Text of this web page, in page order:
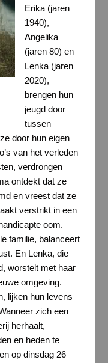
Erika (jaren
1940),
Angelika
(jaren 80) en
Lenka (jaren
2020),
brengen hun
jeugd door
tussen
door hun eigen
van het verleden
verdrongen
ontdekt dat ze
en vreest dat ze
verstrikt in een
oom.
familie, balanceert
En Lenka, die
worstelt met haar
omgeving.
lijken hun levens
zich een
herhaalt,
en heden te
op dinsdag 26